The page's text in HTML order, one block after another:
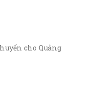
cho Quảng